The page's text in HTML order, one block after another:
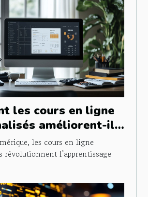
les cours en ligne
améliorent-ils
en
?
les cours en ligne
révolutionnent l’apprentissage